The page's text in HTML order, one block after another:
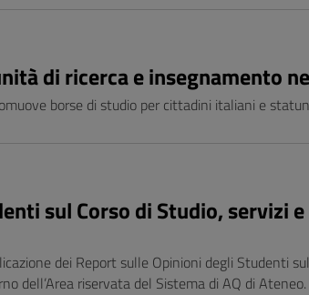
di ricerca e insegnamento
borse di studio per cittadini italiani e
sul Corso di Studio, servizi
dei Report sulle Opinioni degli Studenti
dell’Area riservata del Sistema di AQ di Ateneo.